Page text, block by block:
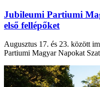
Jubileumi Partiumi
első fellépőket
Augusztus 17. és 23. között
Partiumi Magyar Napokat